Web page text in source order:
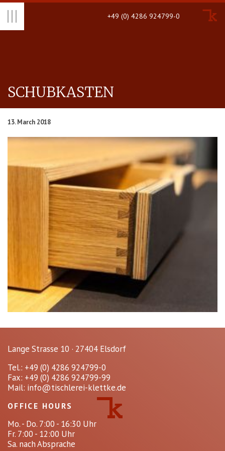
+49 (0) 4286 924799-0
SCHUBKAS­TEN
13. March 2018
Lange Strasse 10 · 27404 Elsdorf
Tel.: +49 (0) 4286 924799-0
Fax: +49 (0) 4286 924799-99
Mail: info@tischlerei-klettke.de
OFFICE HOURS
Mo. - Do. 7:00 - 16:30 Uhr
Fr. 7:00 - 12:00 Uhr
Sa. nach Absprache